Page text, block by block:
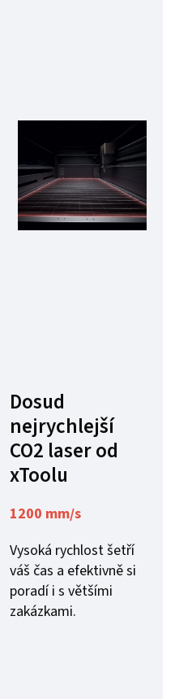
Dosud
nejrychlejší
CO2 laser od
xToolu
1200 mm/s
Vysoká rychlost šetří
váš čas a efektivně si
poradí i s většími
zakázkami.